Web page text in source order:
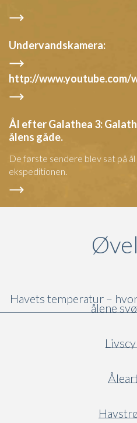
Undervandskamera:
http://www.youtube.com/
Ål efter Galathea 3:
ålens gåde.
De første sendere blev sat på
ekspeditionen.
Havets temperatur –
ålene